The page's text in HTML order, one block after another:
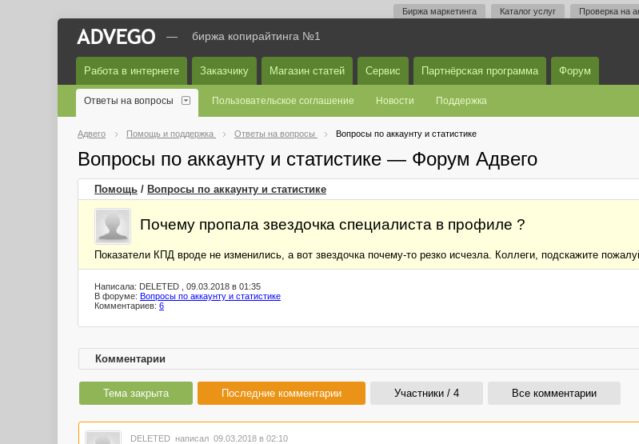
Биржа маркетинга Каталог услуг Проверка на
— биржа копирайтинга №1
Работа в интернете Заказчику Магазин статей Сервис Партнёрская программа Форум
Ответы на вопросы Пользовательское соглашение Новости Поддержка
Адвего Помощь и поддержка Ответы на вопросы Вопросы по аккаунту и статистике
Вопросы по аккаунту и статистике — Форум Адвего
Помощь / Вопросы по аккаунту и статистике
Почему пропала звездочка специалиста в профиле ?
Показатели КПД вроде не изменились, а вот звездочка почему-то резко исчезла. Коллеги, подскажите
Написала: DELETED , 09.03.2018 в 01:35
В форуме: Вопросы по аккаунту и статистике
Комментариев: 6
Комментарии
Тема закрыта Последние комментарии Участники / 4 Все комментарии
DELETED написал 09.03.2018 в 02:10